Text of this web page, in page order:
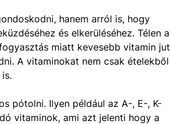
hanem arról is, hogy
és elkerüléséhez. Télen a
miatt kevesebb vitamin jut
A vitaminokat nem csak ételekből
pótolni. Ilyen például az A-, E-, K-
vitaminok, ami azt jelenti hogy a